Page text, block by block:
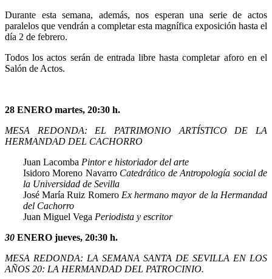
Durante esta semana, además, nos esperan una serie de actos
paralelos que vendrán a completar esta magnífica exposición hasta el
día 2 de febrero.
Todos los actos serán de entrada libre hasta completar aforo en el
Salón de Actos.
28 ENERO martes, 20:30 h.
MESA REDONDA: EL PATRIMONIO ARTÍSTICO DE LA
HERMANDAD DEL CACHORRO
Juan Lacomba Pintor e historiador del arte
Isidoro Moreno Navarro Catedrático de Antropología social de
la Universidad de Sevilla
José María Ruiz Romero Ex hermano mayor de la Hermandad
del Cachorro
Juan Miguel Vega Periodista y escritor
30 ENERO jueves, 20:30 h.
MESA REDONDA: LA SEMANA SANTA DE SEVILLA EN LOS
AÑOS 20: LA HERMANDAD DEL PATROCINIO.